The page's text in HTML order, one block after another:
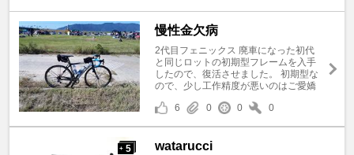
慢性金欠病
2代目フェニックス 廃車になった初代
と同じロットの初期型フレームを入手
したので、復活させました。 初期型な
ので、少し工作精度が悪いのはご愛嬌
6
0 0 0
+ 5 watarucci